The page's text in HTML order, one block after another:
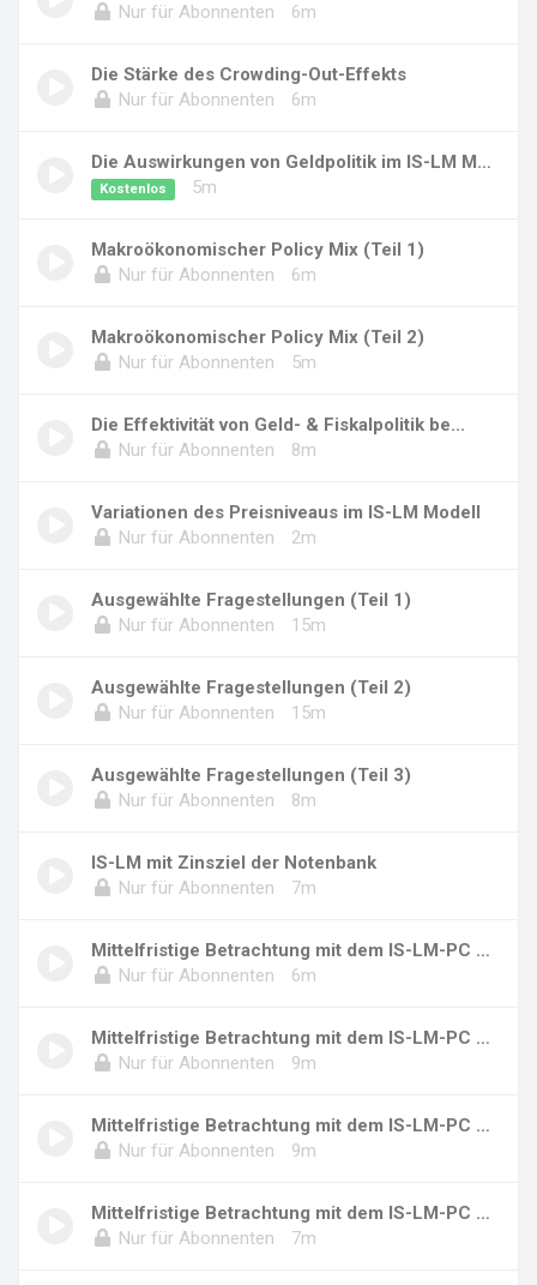
Nur für Abonnenten
6m
Die Stärke des Crowding-Out-Effekts
Nur für Abonnenten
6m
Die Auswirkungen von Geldpolitik im IS-LM Mod...
Kostenlos 5m
Makroökonomischer Policy Mix (Teil 1)
Nur für Abonnenten
6m
Makroökonomischer Policy Mix (Teil 2)
Nur für Abonnenten
5m
Die Effektivität von Geld- & Fiskalpolitik be...
Nur für Abonnenten
8m
Variationen des Preisniveaus im IS-LM Modell
Nur für Abonnenten
2m
Ausgewählte Fragestellungen (Teil 1)
Nur für Abonnenten
15m
Ausgewählte Fragestellungen (Teil 2)
Nur für Abonnenten
15m
Ausgewählte Fragestellungen (Teil 3)
Nur für Abonnenten
8m
IS-LM mit Zinsziel der Notenbank
Nur für Abonnenten
7m
Mittelfristige Betrachtung mit dem IS-LM-PC M...
Nur für Abonnenten
6m
Mittelfristige Betrachtung mit dem IS-LM-PC M...
Nur für Abonnenten
9m
Mittelfristige Betrachtung mit dem IS-LM-PC M...
Nur für Abonnenten
9m
Mittelfristige Betrachtung mit dem IS-LM-PC M...
Nur für Abonnenten
7m